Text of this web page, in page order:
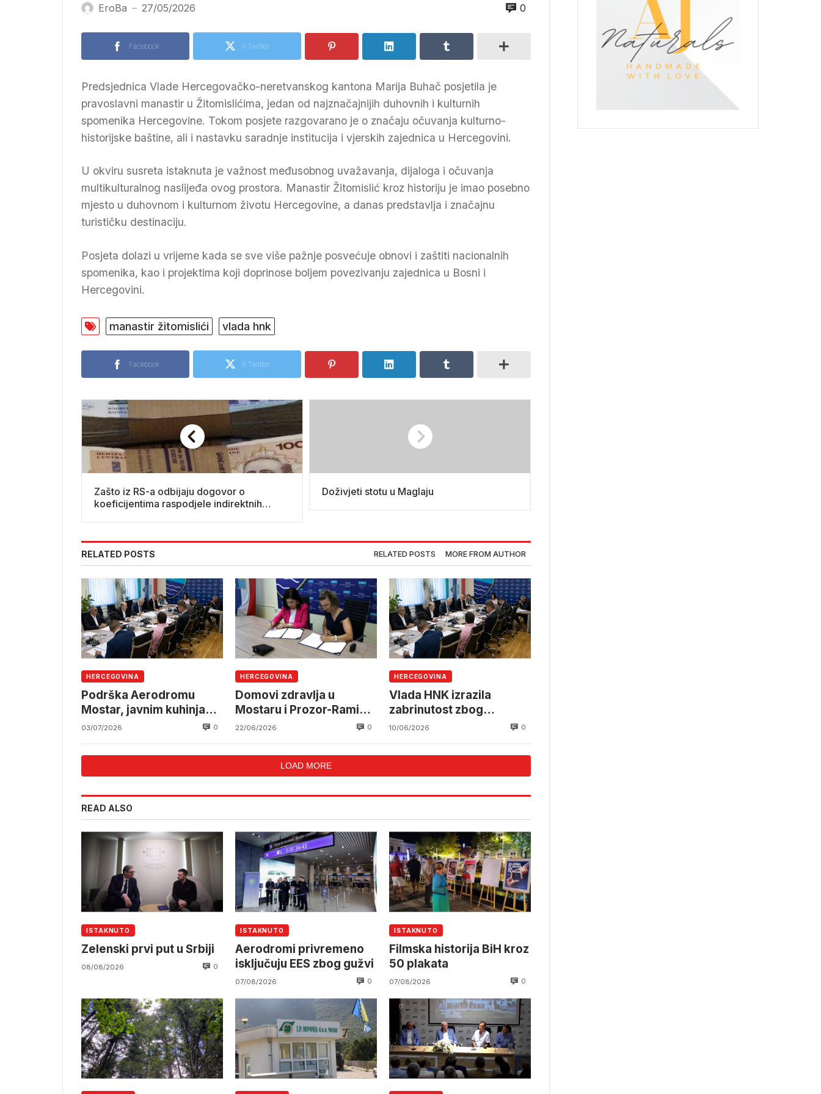
EroBa — 27/05/2026 0
Facebook X Twitter
Predsjednica Vlade Hercegovačko-neretvanskog kantona Marija Buhač posjetila je
pravoslavni manastir u Žitomislićima, jedan od najznačajnijih duhovnih i kulturnih
spomenika Hercegovine. Tokom posjete razgovarano je o značaju očuvanja kulturno-
historijske baštine, ali i nastavku saradnje institucija i vjerskih zajednica u Hercegovini.
U okviru susreta istaknuta je važnost međusobnog uvažavanja, dijaloga i očuvanja
multikulturalnog naslijeđa ovog prostora. Manastir Žitomislić kroz historiju je imao posebno
mjesto u duhovnom i kulturnom životu Hercegovine, a danas predstavlja i značajnu
turističku destinaciju.
Posjeta dolazi u vrijeme kada se sve više pažnje posvećuje obnovi i zaštiti nacionalnih
spomenika, kao i projektima koji doprinose boljem povezivanju zajednica u Bosni i
Hercegovini.
manastir žitomislići vlada hnk
Facebook X Twitter
Zašto iz RS-a odbijaju dogovor o
koeficijentima raspodjele indirektnih
Doživjeti stotu u Maglaju
RELATED POSTS RELATED POSTS MORE FROM AUTHOR
HERCEGOVINA
Podrška Aerodromu
Mostar, javnim kuhinjama
i prijevozu učenika
03/07/2026 0
HERCEGOVINA
Domovi zdravlja u
Mostaru i Prozor-Rami
dobijaju nova vozila hitne
22/06/2026 0
HERCEGOVINA
Vlada HNK izrazila
zabrinutost zbog
posljedica projekata
“Ulog”
10/06/2026 0
LOAD MORE
READ ALSO
ISTAKNUTO
Zelenski prvi put u Srbiji
08/08/2026 0
ISTAKNUTO
Aerodromi privremeno
isključuju EES zbog gužvi
07/08/2026 0
ISTAKNUTO
Filmska historija BiH kroz
50 plakata
07/08/2026 0